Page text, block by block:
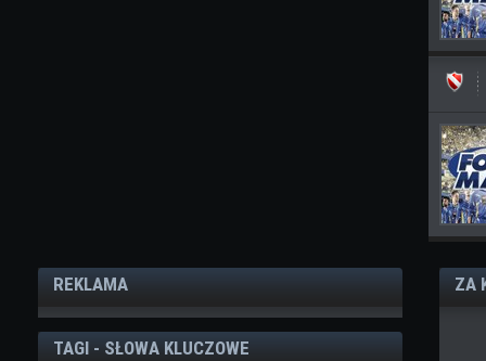
REKLAMA
TAGI - SŁOWA KLUCZOWE
ZA